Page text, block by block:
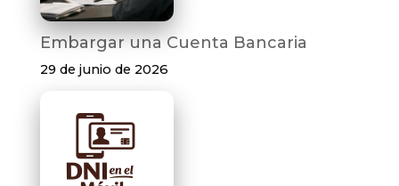
Embargar una Cuenta Bancaria
29 de junio de 2026